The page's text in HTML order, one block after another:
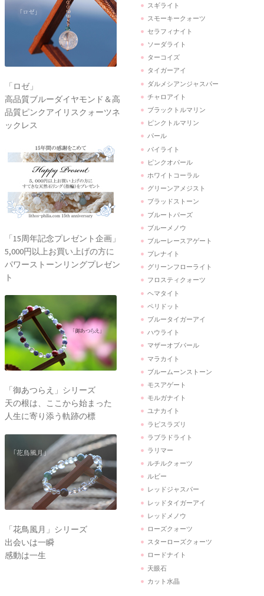
「ロゼ」
高品質ブルーダイヤモンド＆高
品質ピンクアイリスクォーツネ
ックレス
「15周年記念プレゼント企画」
5,000円以上お買い上げの方に
パワーストーンリングプレゼン
ト
「御あつらえ」シリーズ
天の根は、ここから始まった
人生に寄り添う軌跡の標
「花鳥風月」シリーズ
出会いは一瞬
感動は一生
スギライト
スモーキークォーツ
セラフィナイト
ソーダライト
ターコイズ
タイガーアイ
ダルメシアンジャスパー
チャロアイト
ブラックトルマリン
ピンクトルマリン
パール
パイライト
ピンクオパール
ホワイトコーラル
グリーンアメジスト
ブラッドストーン
ブルートパーズ
ブルーメノウ
ブルーレースアゲート
プレナイト
グリーンフローライト
フロスティクォーツ
ヘマタイト
ペリドット
ブルータイガーアイ
ハウライト
マザーオブパール
マラカイト
ブルームーンストーン
モスアゲート
モルガナイト
ユナカイト
ラピスラズリ
ラブラドライト
ラリマー
ルチルクォーツ
ルビー
レッドジャスパー
レッドタイガーアイ
レッドメノウ
ローズクォーツ
スターローズクォーツ
ロードナイト
天眼石
カット水晶